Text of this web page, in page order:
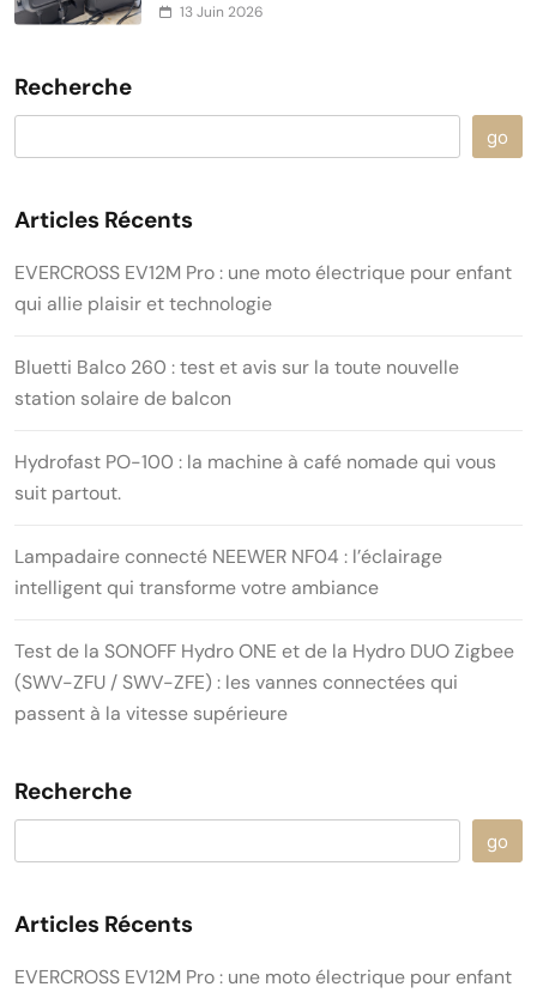
13 Juin 2026
Recherche
go
Articles Récents
EVERCROSS EV12M Pro : une moto électrique pour enfant
qui allie plaisir et technologie
Bluetti Balco 260 : test et avis sur la toute nouvelle
station solaire de balcon
Hydrofast PO-100 : la machine à café nomade qui vous
suit partout.
Lampadaire connecté NEEWER NF04 : l’éclairage
intelligent qui transforme votre ambiance
Test de la SONOFF Hydro ONE et de la Hydro DUO Zigbee
(SWV-ZFU / SWV-ZFE) : les vannes connectées qui
passent à la vitesse supérieure
Recherche
go
Articles Récents
EVERCROSS EV12M Pro : une moto électrique pour enfant